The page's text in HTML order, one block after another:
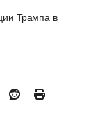
Трампа в